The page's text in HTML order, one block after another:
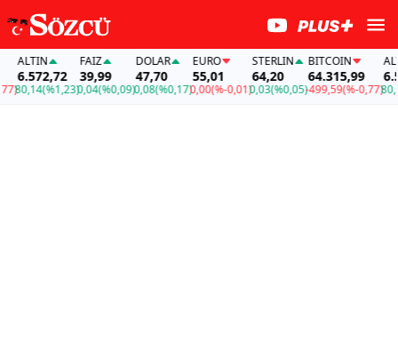
ALTIN
6.572,72
80,14(%1,23)
FAİZ
39,99
0,04(%0,09)
DOLAR
47,70
0,08(%0,17)
EURO
55,01
0,00(%-0,01)
STERLIN
64,20
0,03(%0,05)
BITCOIN
64.315,99
-499,59(%-0,77)80,14